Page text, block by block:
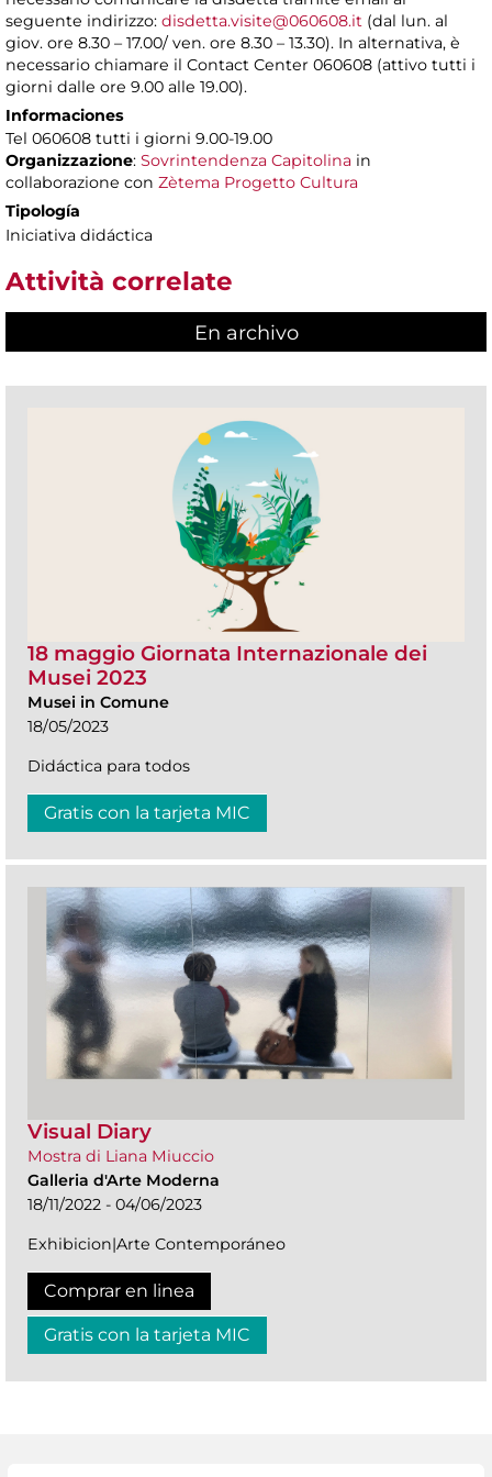
seguente indirizzo: disdetta.visite@060608.it (dal lun. al
giov. ore 8.30 – 17.00/ ven. ore 8.30 – 13.30). In alternativa, è
necessario chiamare il Contact Center 060608 (attivo tutti i
giorni dalle ore 9.00 alle 19.00).
Informaciones
Tel 060608 tutti i giorni 9.00-19.00
Organizzazione: Sovrintendenza Capitolina in
collaborazione con Zètema Progetto Cultura
Tipología
Iniciativa didáctica
Attività correlate
En archivo
18 maggio Giornata Internazionale dei
Musei 2023
Musei in Comune
18/05/2023
Didáctica para todos
Gratis con la tarjeta MIC
Visual Diary
Mostra di Liana Miuccio
Galleria d'Arte Moderna
18/11/2022 - 04/06/2023
Exhibicion|Arte Contemporáneo
Comprar en linea
Gratis con la tarjeta MIC